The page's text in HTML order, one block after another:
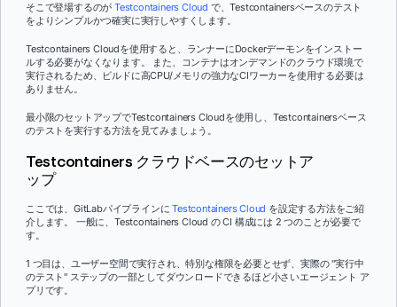
そこで登場するのが Testcontainers Cloud で、Testcontainersベースのテスト
をよりシンプルかつ確実に実行しやすくします。
Testcontainers Cloudを使用すると、ランナーにDockerデーモンをインストー
ルする必要がなくなります。 また、コンテナはオンデマンドのクラウド環境で
実行されるため、ビルドに高CPU/メモリの強力なCIワーカーを使用する必要は
ありません。
最小限のセットアップでTestcontainers Cloudを使用し、Testcontainersベース
のテストを実行する方法を見てみましょう。
Testcontainers クラウドベースのセットア
ップ
ここでは、GitLabパイプラインにTestcontainers Cloud を設定する方法をご紹
介します。 一般に、Testcontainers Cloud の CI 構成には 2 つのことが必要で
す。
1 つ目は、ユーザー空間で実行され、特別な権限を必要とせず、実際の "実行中
のテスト" ステップの一部としてダウンロードできるほど小さいエージェント ア
プリです。